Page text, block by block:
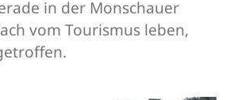
in der Monschauer
vom Tourismus leben,